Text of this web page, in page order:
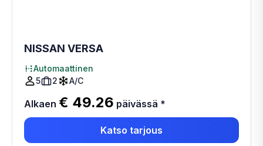
NISSAN VERSA
Automaattinen
5
2 A/C
Alkaen € 49.26 päivässä *
Katso tarjous